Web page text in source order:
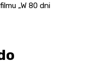
„W 80 dni